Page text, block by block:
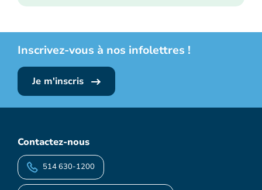
Inscrivez-vous à nos infolettres !
Je m'inscris
Contactez-nous
514 630-1200